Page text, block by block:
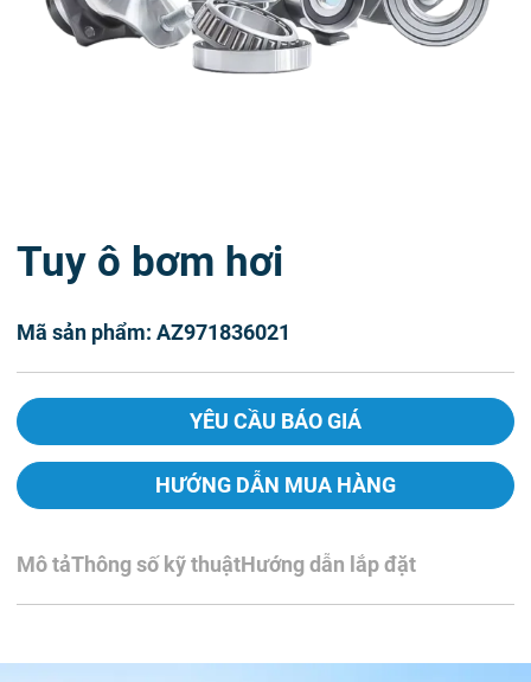
Tuy ô bơm hơi
Mã sản phẩm: AZ971836021
YÊU CẦU BÁO GIÁ
HƯỚNG DẪN MUA HÀNG
Mô tảThông số kỹ thuậtHướng dẫn lắp đặt